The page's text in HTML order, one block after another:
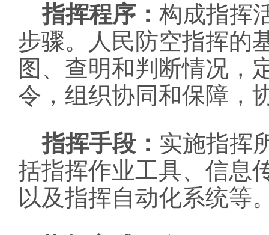
指挥程序： 构成指挥
步骤。人民防空指挥的
图、查明和判断情况，
令，组织协同和保障，
指挥手段： 实施指挥
括指挥作业工具、信息
以及指挥自动化系统等